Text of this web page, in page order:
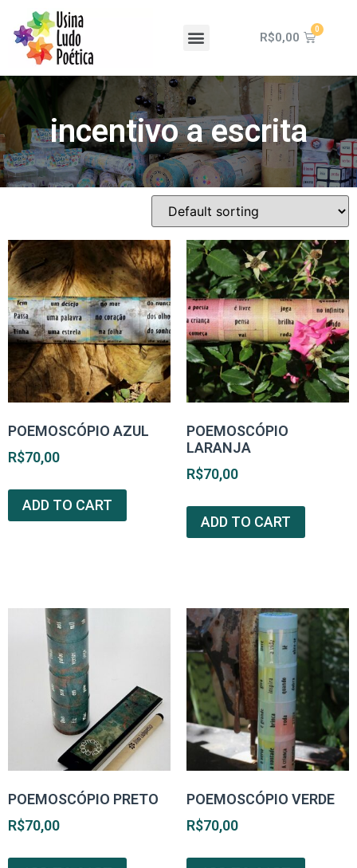
R$0,00
incentivo a escrita
POEMOSCÓPIO AZUL
R$70,00
ADD TO CART
POEMOSCÓPIO
LARANJA
R$70,00
ADD TO CART
POEMOSCÓPIO PRETO
R$70,00
POEMOSCÓPIO VERDE
R$70,00